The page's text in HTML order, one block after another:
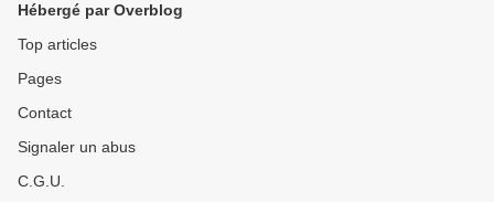
Hébergé par Overblog
Top articles
Pages
Contact
Signaler un abus
C.G.U.